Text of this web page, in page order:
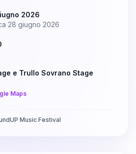
2026
28 giugno 2026
e Trullo Sovrano Stage
Maps
Music Festival